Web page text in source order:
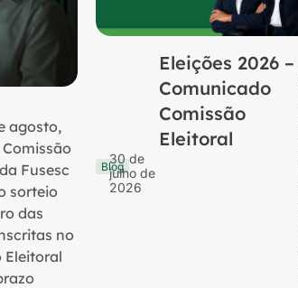
agosto,
Comissão
Fusesc
sorteio
das
no
Eleitoral
Blog
30 de
julho de
2026
Eleições 2026 –
Comunicado
Comissão
Eleitoral